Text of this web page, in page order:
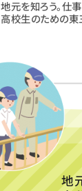
地元を知ろう。仕事
高校生のための東
地